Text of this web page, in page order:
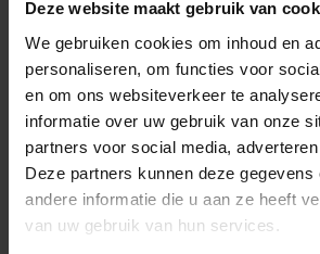
Deze website maakt gebruik van
We gebruiken cookies om inhoud en
personaliseren, om functies voor
en om ons websiteverkeer te
informatie over uw gebruik van onze
partners voor social media,
Deze partners kunnen deze gegevens
andere informatie die u aan ze heeft
van uw gebruik van hun services.